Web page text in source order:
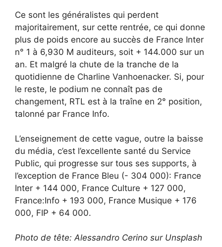
Ce sont les généralistes qui perdent
majoritairement, sur cette rentrée, ce qui donne
plus de poids encore au succès de France Inter
n° 1 à 6,930 M auditeurs, soit + 144.000 sur un
an. Et malgré la chute de la tranche de la
quotidienne de Charline Vanhoenacker. Si, pour
le reste, le podium ne connaît pas de
changement, RTL est à la traîne en 2° position,
talonné par France Info.
L’enseignement de cette vague, outre la baisse
du média, c’est l’excellente santé du Service
Public, qui progresse sur tous ses supports, à
l’exception de France Bleu (- 304 000): France
Inter + 144 000, France Culture + 127 000,
France:Info + 193 000, France Musique + 176
000, FIP + 64 000.
Photo de tête: Alessandro Cerino sur Unsplash